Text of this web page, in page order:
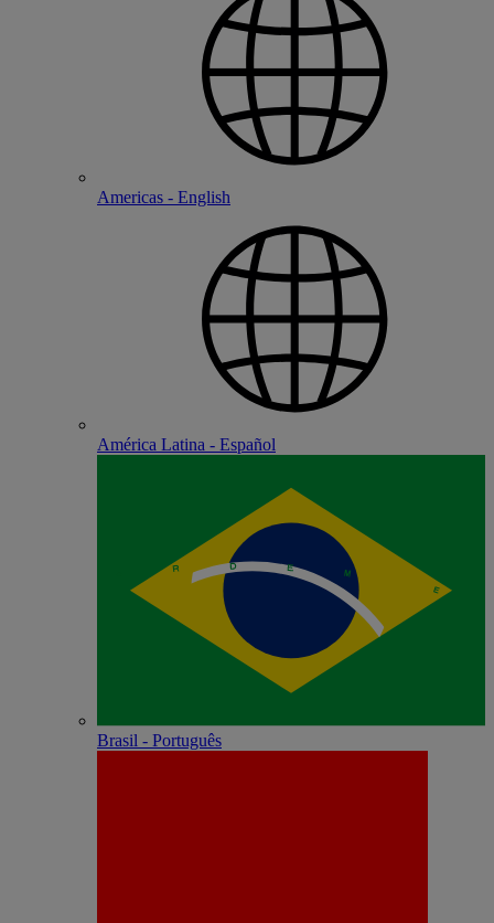
Americas - English
América Latina - Español
Brasil - Português